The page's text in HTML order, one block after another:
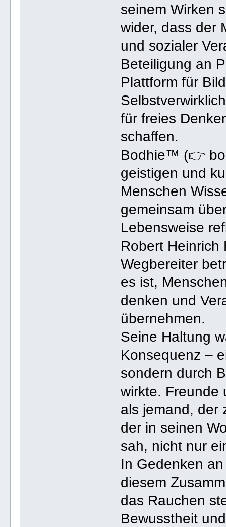
seinem Wirken
wider, dass der
und sozialer
Beteiligung an
Plattform für
für freies
schaffen.
Bodhie™ (👉
geistigen und
Menschen
gemeinsam
Lebensweise
Robert Heinrich
Wegbereiter
es ist,
denken und
übernehmen.
Seine Haltung
Konsequenz –
sondern durch
wirkte. Freunde
als jemand, der
der in seinen
sah, nicht nur
In Gedenken
diesem
das Rauchen
Bewusstheit